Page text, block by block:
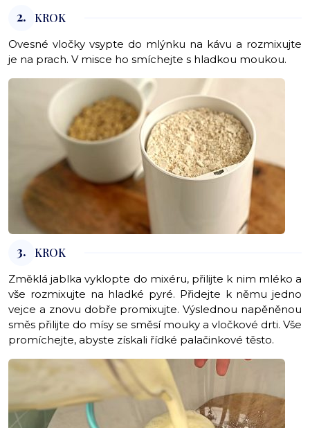
2. KROK
Ovesné vločky vsypte do mlýnku na kávu a rozmixujte
je na prach. V misce ho smíchejte s hladkou moukou.
3. KROK
Změklá jablka vyklopte do mixéru, přilijte k nim mléko a
vše rozmixujte na hladké pyré. Přidejte k němu jedno
vejce a znovu dobře promixujte. Výslednou napěněnou
směs přilijte do mísy se směsí mouky a vločkové drti. Vše
promíchejte, abyste získali řídké palačinkové těsto.